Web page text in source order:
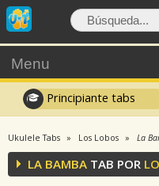
Menu
Principiante tabs
Ukulele Tabs Los Lobos La
LA BAMBA TAB POR